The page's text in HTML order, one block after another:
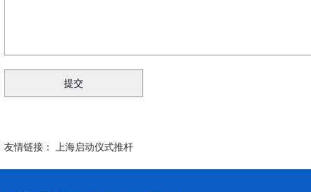
友情链接： 上海启动仪式推杆